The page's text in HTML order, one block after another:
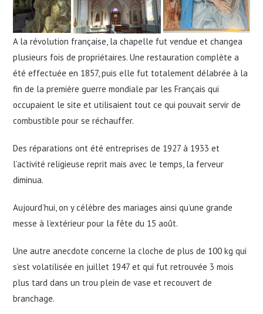
A la révolution française, la chapelle fut vendue et changea
plusieurs fois de propriétaires. Une restauration complète a
été effectuée en 1857, puis elle fut totalement délabrée à la
fin de la première guerre mondiale par les Français qui
occupaient le site et utilisaient tout ce qui pouvait servir de
combustible pour se réchauffer.
Des réparations ont été entreprises de 1927 à 1933 et
l’activité religieuse reprit mais avec le temps, la ferveur
diminua.
Aujourd’hui, on y célèbre des mariages ainsi qu’une grande
messe à l’extérieur pour la fête du 15 août.
Une autre anecdote concerne la cloche de plus de 100 kg qui
s’est volatilisée en juillet 1947 et qui fut retrouvée 3 mois
plus tard dans un trou plein de vase et recouvert de
branchage.